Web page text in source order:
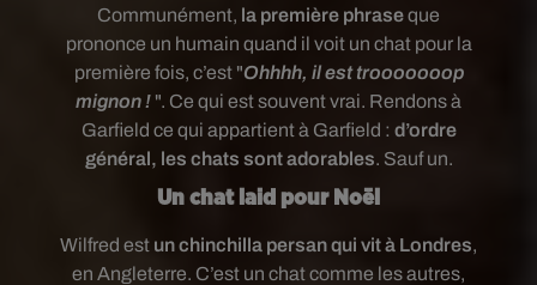
Communément, la première phraseque
prononce un humain quand il voit un chat pour la
première fois, c’est "Ohhhh, il est trooooooop
mignon ! ". Ce qui est souvent vrai. Rendons à
Garfield ce qui appartient à Garfield : d’ordre
général, les chats sont adorables. Sauf un.
Un chat laid pour Noël
Wilfred est un chinchilla persan qui vit à Londres,
en Angleterre. C’est un chat comme les autres,